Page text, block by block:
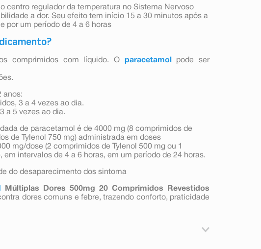
centro regulador da temperatura no Sistema Nervoso
a dor. Seu efeito tem início 15 a 30 minutos após a
por um período de 4 a 6 horas
comprimidos com líquido. O paracetamol
pode ser
anos:
3 a 4 vezes ao dia.
a 5 vezes ao dia.
de paracetamol é de 4000 mg (8 comprimidos de
de Tylenol 750 mg) administrada em doses
mg/dose (2 comprimidos de Tylenol 500 mg ou 1
em intervalos de 4 a 6 horas, em um período de 24 horas.
do desaparecimento dos sintoma
Múltiplas Dores 500mg 20 Comprimidos Revestidos
dores comuns e febre, trazendo conforto, praticidade